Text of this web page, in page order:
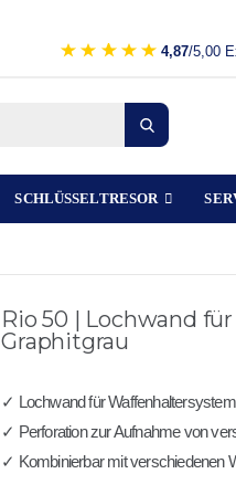
4,87/5,00
SCHLÜSSELTRESOR
Rio 50 | Lochwand
Graphitgrau
✓ Lochwand für
✓ Perforation zur Aufnahme von
✓ Kombinierbar mit verschiedenen